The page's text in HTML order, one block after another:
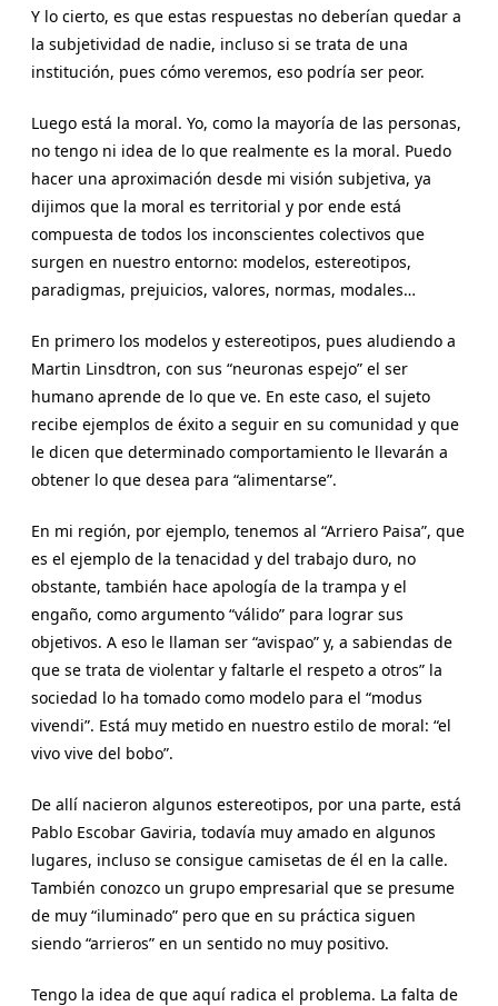
Y lo cierto, es que estas respuestas no deberían quedar a
la subjetividad de nadie, incluso si se trata de una
institución, pues cómo veremos, eso podría ser peor.
Luego está la moral. Yo, como la mayoría de las personas,
no tengo ni idea de lo que realmente es la moral. Puedo
hacer una aproximación desde mi visión subjetiva, ya
dijimos que la moral es territorial y por ende está
compuesta de todos los inconscientes colectivos que
surgen en nuestro entorno: modelos, estereotipos,
paradigmas, prejuicios, valores, normas, modales…
En primero los modelos y estereotipos, pues aludiendo a
Martin Linsdtron, con sus “neuronas espejo” el ser
humano aprende de lo que ve. En este caso, el sujeto
recibe ejemplos de éxito a seguir en su comunidad y que
le dicen que determinado comportamiento le llevarán a
obtener lo que desea para “alimentarse”.
En mi región, por ejemplo, tenemos al “Arriero Paisa”, que
es el ejemplo de la tenacidad y del trabajo duro, no
obstante, también hace apología de la trampa y el
engaño, como argumento “válido” para lograr sus
objetivos. A eso le llaman ser “avispao” y, a sabiendas de
que se trata de violentar y faltarle el respeto a otros” la
sociedad lo ha tomado como modelo para el “modus
vivendi”. Está muy metido en nuestro estilo de moral: “el
vivo vive del bobo”.
De allí nacieron algunos estereotipos, por una parte, está
Pablo Escobar Gaviria, todavía muy amado en algunos
lugares, incluso se consigue camisetas de él en la calle.
También conozco un grupo empresarial que se presume
de muy “iluminado” pero que en su práctica siguen
siendo “arrieros” en un sentido no muy positivo.
Tengo la idea de que aquí radica el problema. La falta de